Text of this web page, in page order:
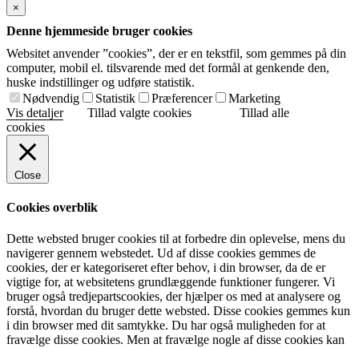
×
Denne hjemmeside bruger cookies
Websitet anvender ”cookies”, der er en tekstfil, som gemmes på din
computer, mobil el. tilsvarende med det formål at genkende den,
huske indstillinger og udføre statistik.
Nødvendig
Statistik Præferencer
Marketing
Vis detaljer
Tillad valgte cookies
Tillad alle
cookies
Close
Cookies overblik
Dette websted bruger cookies til at forbedre din oplevelse, mens du
navigerer gennem webstedet. Ud af disse cookies gemmes de
cookies, der er kategoriseret efter behov, i din browser, da de er
vigtige for, at websitetens grundlæggende funktioner fungerer. Vi
bruger også tredjepartscookies, der hjælper os med at analysere og
forstå, hvordan du bruger dette websted. Disse cookies gemmes kun
i din browser med dit samtykke. Du har også muligheden for at
fravælge disse cookies. Men at fravælge nogle af disse cookies kan